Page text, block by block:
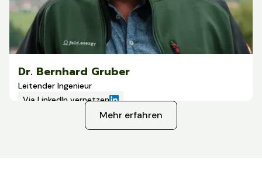
Dr. Bernhard Gruber
Leitender Ingenieur
Via LinkedIn vernetzen
Bernhard Gruber gilt als Pionier der Agri-PV. In der
Hallertau war er am Aufbau der ersten Hopfen-Agri-PV-
Mehr erfahren